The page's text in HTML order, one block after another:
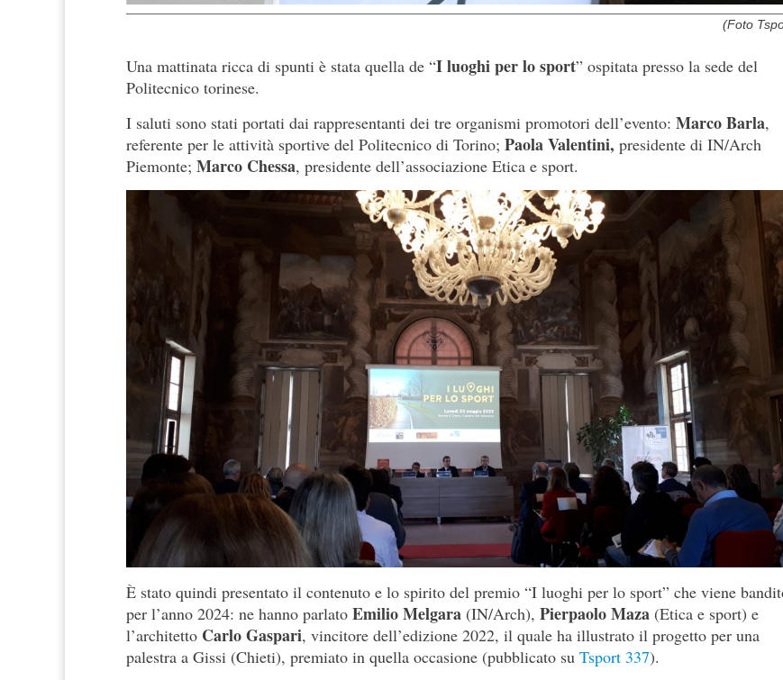
(Foto
Una mattinata ricca di spunti è stata quella de “I luoghi per lo sport” ospitata presso la sede del
Politecnico torinese.
I saluti sono stati portati dai rappresentanti dei tre organismi promotori dell’evento: Marco Barla,
referente per le attività sportive del Politecnico di Torino; Paola Valentini, presidente di IN/Arch
Piemonte; Marco Chessa, presidente dell’associazione Etica e sport.
È stato quindi presentato il contenuto e lo spirito del premio “I luoghi per lo sport” che viene
per l’anno 2024: ne hanno parlato Emilio Melgara (IN/Arch), Pierpaolo Maza (Etica e sport) e
l’architetto Carlo Gaspari, vincitore dell’edizione 2022, il quale ha illustrato il progetto per una
palestra a Gissi (Chieti), premiato in quella occasione (pubblicato su Tsport 337).